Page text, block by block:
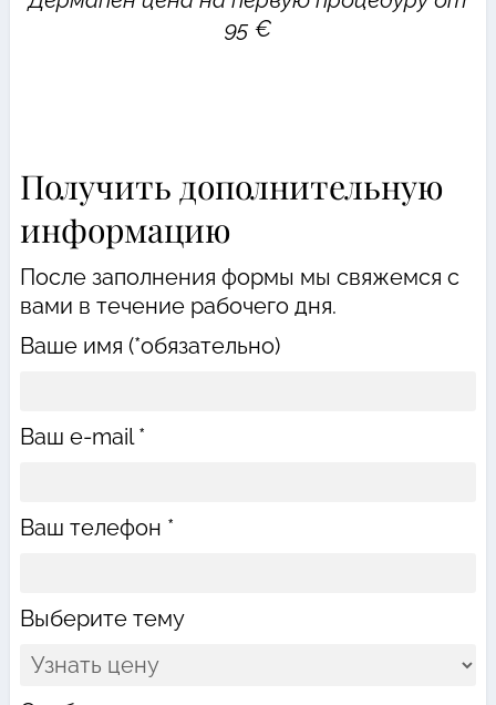
95 €
Получить дополнительную
информацию
После заполнения формы мы свяжемся с
вами в течение рабочего дня.
Ваше имя (*обязательно)
Ваш e-mail *
Ваш телефон *
Выберите тему